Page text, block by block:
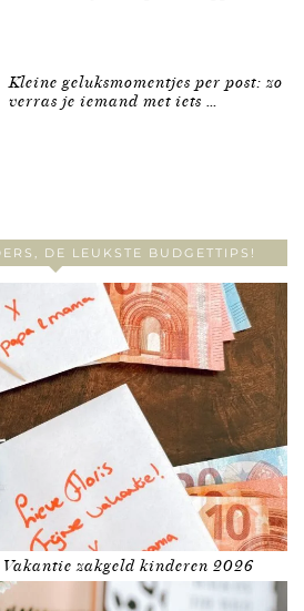
Kleine geluksmomentjes per post: zo
verras je iemand met iets …
DE LEUKSTE BUDGETTIPS!
Vakantie zakgeld kinderen 2026